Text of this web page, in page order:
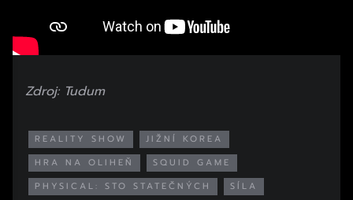
Zdroj: Tudum
REALITY SHOW
JIŽNÍ KOREA
HRA NA OLIHEŇ
SQUID GAME
PHYSICAL: STO STATEČNÝCH
SÍLA